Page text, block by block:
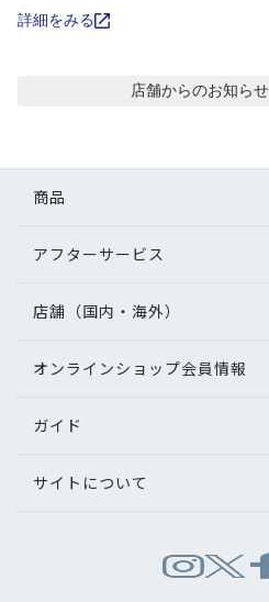
お知らせ
目のまめちしき
採用情報
詳細をみる
店舗からのお知らせ
商品
メガネ
サングラス
補聴器
グッズ・小物
アフターサービス
アフターサービス
メガネの不具合、修理について
補聴器に関するアフターサービス
店舗（国内・海外）
店舗検索
オンラインショップ会員情報
ログイン
ガイド
オンラインショップご利用ガイド
サイトについて